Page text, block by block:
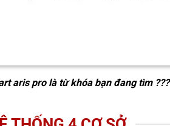
aris prolà từ khóa bạn đang tìm ???